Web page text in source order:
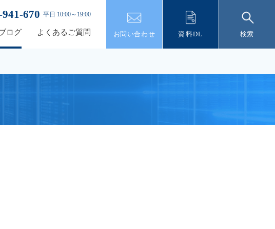
ログ よくあるご質問
670 平日 10:00～19:00
お問い合わせ 資料DL 検索